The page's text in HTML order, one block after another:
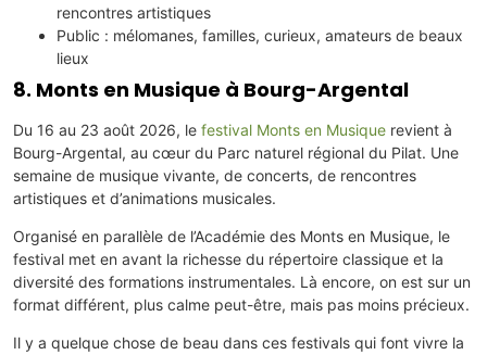
rencontres artistiques
Public : mélomanes, familles, curieux, amateurs de beaux
lieux
8. Monts en Musique à Bourg-Argental
Du 16 au 23 août 2026, le festival Monts en Musique revient à
Bourg-Argental, au cœur du Parc naturel régional du Pilat. Une
semaine de musique vivante, de concerts, de rencontres
artistiques et d’animations musicales.
Organisé en parallèle de l’Académie des Monts en Musique, le
festival met en avant la richesse du répertoire classique et la
diversité des formations instrumentales. Là encore, on est sur un
format différent, plus calme peut-être, mais pas moins précieux.
Il y a quelque chose de beau dans ces festivals qui font vivre la